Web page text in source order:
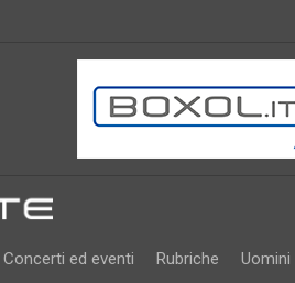
Concerti ed eventi Rubriche Uomini